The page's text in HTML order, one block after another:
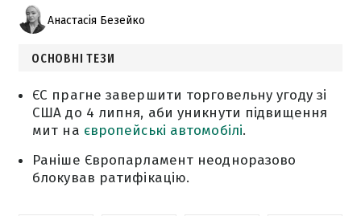
Анастасія Безейко
ОСНОВНІ ТЕЗИ
ЄС прагне завершити торговельну угоду зі
США до 4 липня, аби уникнути підвищення
мит на європейські автомобілі.
Раніше Європарламент неодноразово
блокував ратифікацію.